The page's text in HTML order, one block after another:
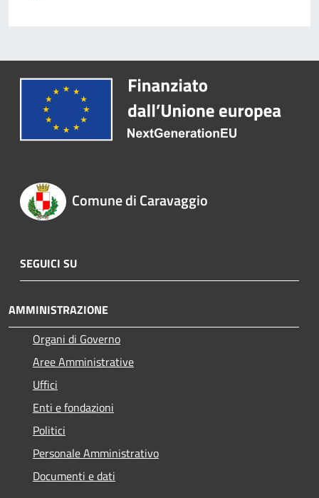
Comune di Caravaggio
SEGUICI SU
AMMINISTRAZIONE
Organi di Governo
Aree Amministrative
Uffici
Enti e fondazioni
Politici
Personale Amministrativo
Documenti e dati